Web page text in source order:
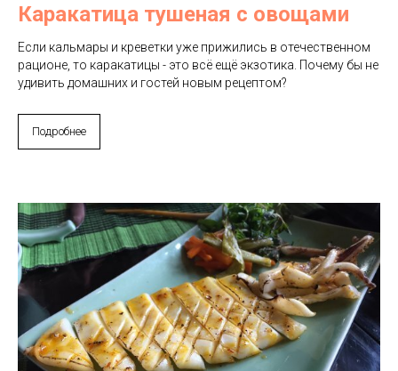
Каракатица тушеная с овощами
Если кальмары и креветки уже прижились в отечественном
рационе, то каракатицы - это всё ещё экзотика. Почему бы не
удивить домашних и гостей новым рецептом?
Подробнее